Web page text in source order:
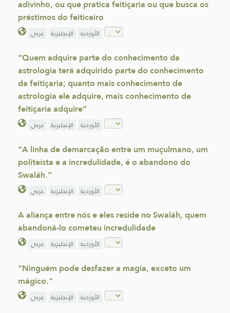
adivinho, ou que pratica feitiçaria ou que busca os
préstimos do feiticeiro
عربي الإنجليزية الأوردية
“Quem adquire parte do conhecimento da
astrologia terá adquirido parte do conhecimento
da feitiçaria; quanto mais conhecimento de
astrologia ele adquire, mais conhecimento de
feitiçaria adquire”
عربي الإنجليزية الأوردية
“A linha de demarcação entre um muçulmano, um
politeísta e a incredulidade, é o abandono do
Swaláh.”
عربي الإنجليزية الأوردية
A aliança entre nós e eles reside no Swaláh, quem
abandoná-lo cometeu incredulidade
عربي الإنجليزية الأوردية
"Ninguém pode desfazer a magia, exceto um
mágico."
عربي الإنجليزية الأوردية